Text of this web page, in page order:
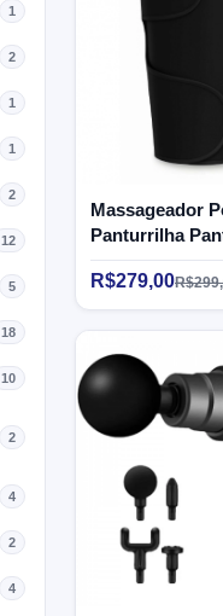
1
2
1
1
2
12
5
18
10
2
4
2
4
Massageador
Panturrilha
- Supermedy
R$279,00